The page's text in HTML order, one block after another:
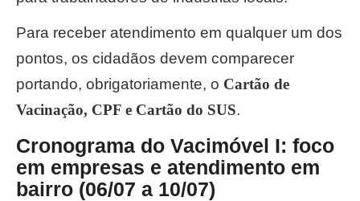
Para receber atendimento em qualquer um dos
pontos, os cidadãos devem comparecer
portando, obrigatoriamente, o Cartão de
Vacinação, CPF e Cartão do SUS.
Cronograma do Vacimóvel I: foco
em empresas e atendimento em
bairro (06/07 a 10/07)